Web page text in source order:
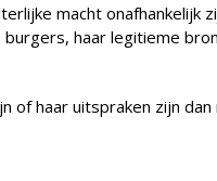
macht onafhankelijk
haar legitieme
of haar uitspraken zijn